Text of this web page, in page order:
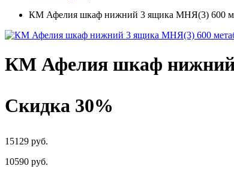
КМ Афелия шкаф нижний 3 ящика МНЯ(3) 600
КМ Афелия шкаф
Скидка 30%
15129 руб.
10590 руб.